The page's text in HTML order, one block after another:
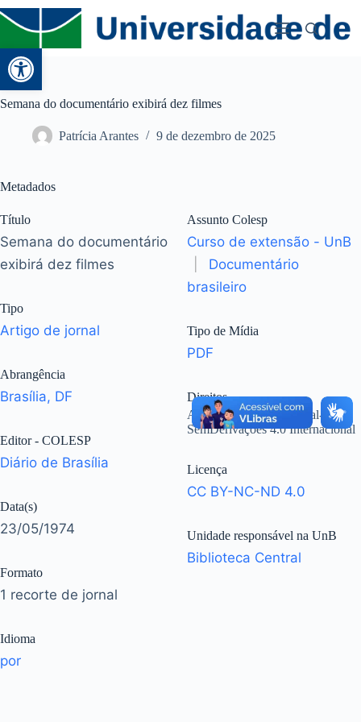
Abrir a barra de ferramentas
Semana do documentário exibirá dez filmes
Patrícia Arantes 9 de dezembro de 2025
Metadados
Título
Semana do documentário
exibirá dez filmes
Tipo
Artigo de jornal
Abrangência
Brasília, DF
Editor - COLESP
Diário de Brasília
Data(s)
23/05/1974
Formato
1 recorte de jornal
Idioma
por
Assunto Colesp
Curso de extensão - UnB
Documentário
brasileiro
Tipo de Mídia
PDF
Direitos
Atribuição-NãoComercial-
SemDerivações 4.0 Internacional
Licença
CC BY-NC-ND 4.0
Unidade responsável na UnB
Biblioteca Central